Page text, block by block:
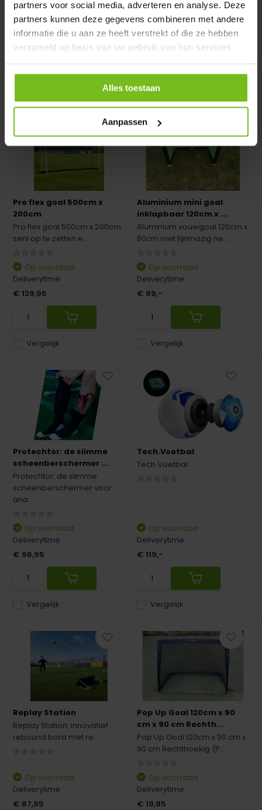
partners voor social media, adverteren en analyse. Deze
partners kunnen deze gegevens combineren met andere
informatie die u aan ze heeft verstrekt of die ze hebben
verzameld op basis van uw gebruik van hun services.
Alles toestaan
Aanpassen
Op voorraad
Deliverytime
€ 375,-
Vergelijk
Op voorraad
Deliverytime
€ 69,95 € 67,95
Pro flex goal 500cm x
200cm
Pro flex goal 500cm x 200cm:
senl op te zetten e...
Vergelijk
Op voorraad
Deliverytime
€ 139,95
Aluminium mini goal
inklapbaar 120cm x ...
Aluminium vouwgoal 120cm x
80cm met fijnmazig ne...
Vergelijk
Op voorraad
Deliverytime
€ 99,-
Protechtor: de slimme
scheenberschermer ...
Protechtor: de slimme
scheenberschermer voor
ana...
Vergelijk
Op voorraad
Deliverytime
€ 96,95
Tech.Voetbal
Tech.Voetbal
Vergelijk
Op voorraad
Deliverytime
€ 119,-
Replay Station
Replay Station: innovatief
rebound bord met re...
Op voorraad
Deliverytime
€ 87,95
Pop Up Goal 120cm x 90
cm x 90 cm Rechth...
Pop Up Goal 120cm x 90 cm x
90 cm Rechthoekig (P...
Op voorraad
Deliverytime
€ 19,95